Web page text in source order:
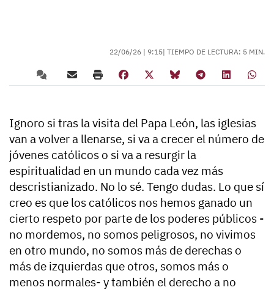
22/06/26 | 9:15| TIEMPO DE LECTURA: 5 MIN.
Ignoro si tras la visita del Papa León, las iglesias
van a volver a llenarse, si va a crecer el número de
jóvenes católicos o si va a resurgir la
espiritualidad en un mundo cada vez más
descristianizado. No lo sé. Tengo dudas. Lo que sí
creo es que los católicos nos hemos ganado un
cierto respeto por parte de los poderes públicos -
no mordemos, no somos peligrosos, no vivimos
en otro mundo, no somos más de derechas o
más de izquierdas que otros, somos más o
menos normales- y también el derecho a no